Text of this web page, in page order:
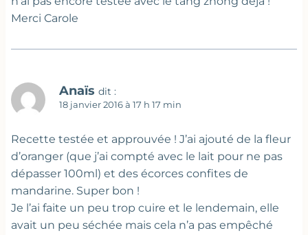
Merci Carole
Anaïs dit :
18 janvier 2016 à 17 h 17 min
Recette testée et approuvée ! J’ai ajouté de la fleur
d’oranger (que j’ai compté avec le lait pour ne pas
dépasser 100ml) et des écorces confites de
mandarine. Super bon !
Je l’ai faite un peu trop cuire et le lendemain, elle
avait un peu séchée mais cela n’a pas empêché